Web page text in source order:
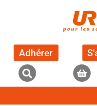
Adhérer